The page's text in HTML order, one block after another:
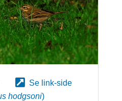
Se link-side
hodgsoni)